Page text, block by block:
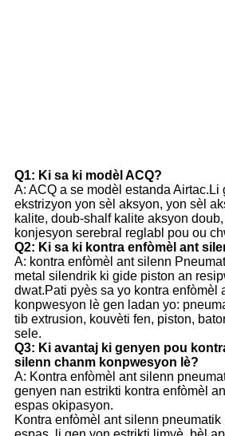
Q1: Ki sa ki modèl ACQ?
A: ACQ a se modèl estanda Airtac.Li
ekstrizyon yon sèl aksyon, yon sèl
kalite, doub-shalf kalite aksyon
konjesyon serebral reglabl pou ou
Q2: Ki sa ki kontra enfòmèl ant
A: kontra enfòmèl ant silenn
metal silendrik ki gide piston an
dwat.Pati pyès sa yo kontra enfòmèl
konpwesyon lè gen ladan yo:
tib extrusion, kouvèti fen, piston,
sele.
Q3: Ki avantaj ki genyen pou
silenn chanm konpwesyon lè?
A: Kontra enfòmèl ant silenn
genyen nan estrikti kontra enfòmèl
espas okipasyon.
Kontra enfòmèl ant silenn